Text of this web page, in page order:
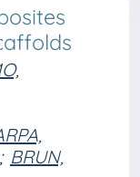
; BRUN,